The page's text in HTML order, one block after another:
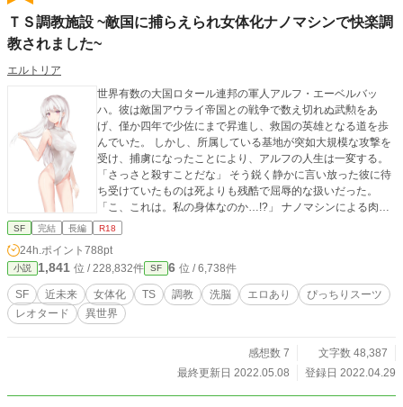
ＴＳ調教施設 ~敵国に捕らえられ女体化ナノマシンで快楽調
教されました~
エルトリア
世界有数の大国ロタール連邦の軍人アルフ・エーベルバッ
ハ。彼は敵国アウライ帝国との戦争で数え切れぬ武勲をあ
げ、僅か四年で少佐にまで昇進し、救国の英雄となる道を歩
んでいた。 しかし、所属している基地が突如大規模な攻撃を
受け、捕虜になったことにより、アルフの人生は一変する。
「さっさと殺すことだな」 そう鋭く静かに言い放った彼に待
ち受けていたものは死よりも残酷で屈辱的な扱いだった。
「こ、これは。私の身体なのか…!?」 ナノマシンによる肉体
改造によりアルフの身体は年端もいかない少女へと変容して
見ながら言い放つ。 「お前は食事ではなく精液でしか栄養を
摂取出来ない身体になったんだよ」 こうしてアルフは089と
いう囚人番号を与えられ、雌奴隷として調教される第二の人
生を歩み始めた。 ※個人制作でコミカライズ版を配信しまし
た。作品下部バナーでご検索ください！
SF 完結 長編 R18
24h.ポイント 788pt
小説 1,841 位 / 228,832件 SF 6 位 / 6,738件
SF 近未来 女体化 TS 調教 洗脳 エロあり
ぴっちりスーツ
レオタード
異世界
感想数 7
文字数 48,387
最終更新日 2022.05.08
登録日 2022.04.29